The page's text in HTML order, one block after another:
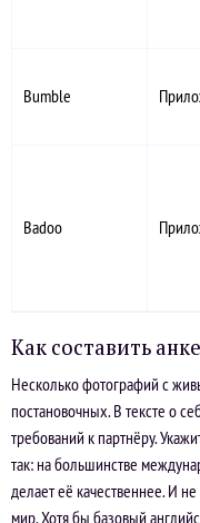
Bumble
Badoo
Как составить
Несколько фотографий с
постановочных. В тексте о
требований к партнёру.
так: на большинстве
делает её качественнее. И
мир. Хотя бы базовый